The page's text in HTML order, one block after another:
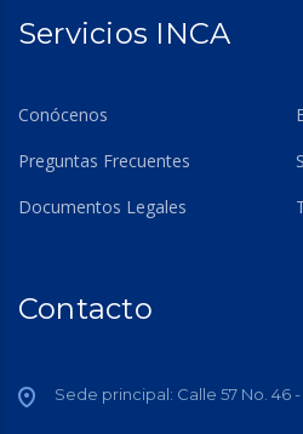
Servicios INCA
Conócenos
Preguntas Frecuentes
Documentos Legales
Contacto
Sede principal: Calle 57 No. 46